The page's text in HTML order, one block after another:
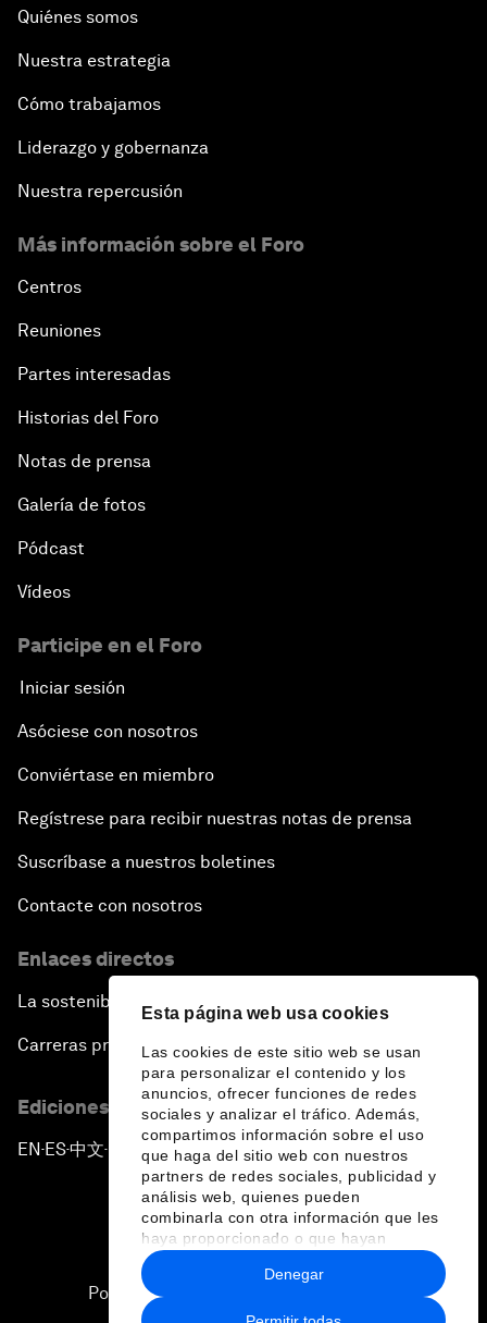
Esta página web usa cookies
Las cookies de este sitio web se usan
para personalizar el contenido y los
anuncios, ofrecer funciones de redes
sociales y analizar el tráfico. Además,
compartimos información sobre el uso
que haga del sitio web con nuestros
partners de redes sociales, publicidad y
análisis web, quienes pueden
combinarla con otra información que les
haya proporcionado o que hayan
recopilado a partir del uso que haya
hecho de sus servicios.
Denegar
Quiénes somos
Nuestra estrategia
Cómo trabajamos
Liderazgo y gobernanza
Nuestra repercusión
Más información sobre el Foro
Centros
Reuniones
Partes interesadas
Historias del Foro
Notas de prensa
Galería de fotos
Pódcast
Vídeos
Participe en el Foro
Iniciar sesión
Asóciese con nosotros
Conviértase en miembro
Regístrese para recibir nuestras notas de prensa
Suscríbase a nuestros boletines
Contacte con nosotros
Enlaces directos
La sostenibilidad en el Foro
Carreras profesionales
Ediciones en otros idiomas
EN ▪ ES▪中文▪ 日本語
Política de privacidad y normas de uso